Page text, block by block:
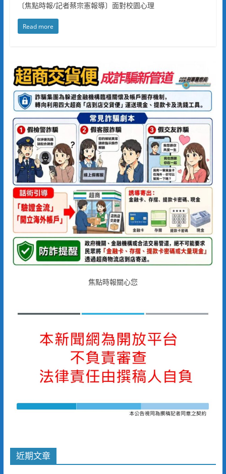
〔焦點時報/記者蔡宗憲報導〕面對校園心理
Read more
焦點時報關心您
近期文章